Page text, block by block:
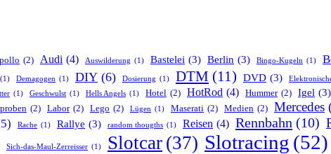
(2) Audi (4) Auswilderung (1) Bastelei (3) Berlin (3) Bingo-Kugeln (1)
(1) Demagogen (1) DIY (6) Dosierung (1) DTM (11) DVD (3)
(1) Geschwulst (1) Hells Angels (1) Hotel (2) HotRod (4) Hummer (2) Igel (3)
(2) Labor (2) Lego (2) Lügen (1) Maserati (2) Medien (2) Mercedes
Rache (1) Rallye (3) random thougths (1) Reisen (4) Rennbahn (10)
Sich-das-Maul-Zerreisser (1) Slotcar (37) Slotracing (52)